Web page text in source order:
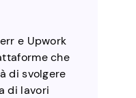
e Upwork
che
di svolgere
di lavori